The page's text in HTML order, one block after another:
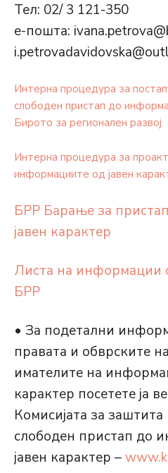
Тел: 02/ 3 121-350
е-пошта:
Интерна процедура за
слободен пристап до
Бирото за регионален развој
Интерна процедура за
информациите од јавен
БРР Барање за
јавен карактер
Листа на информации
БРР
• За подетални
правата и обврските
имателите на
карактер посетете ја
Комисијата за
слободен пристап до
јавен карактер –